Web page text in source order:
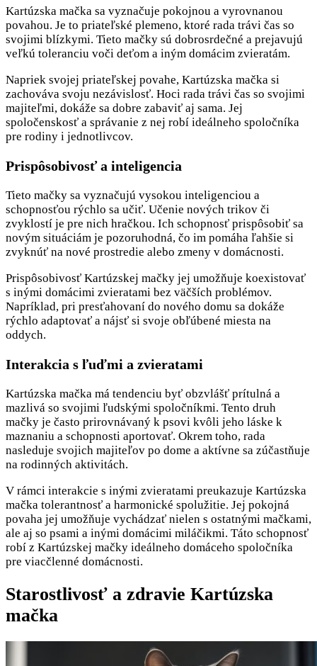
Kartúzska mačka sa vyznačuje pokojnou a vyrovnanou
povahou. Je to priateľské plemeno, ktoré rada trávi čas so
svojimi blízkymi. Tieto mačky sú dobrosrdečné a prejavujú
veľkú toleranciu voči deťom a iným domácim zvieratám.
Napriek svojej priateľskej povahe, Kartúzska mačka si
zachováva svoju nezávislosť. Hoci rada trávi čas so svojimi
majiteľmi, dokáže sa dobre zabaviť aj sama. Jej
spoločenskosť a správanie z nej robí ideálneho spoločníka
pre rodiny i jednotlivcov.
Prispôsobivosť a inteligencia
Tieto mačky sa vyznačujú vysokou inteligenciou a
schopnosťou rýchlo sa učiť. Učenie nových trikov či
zvyklostí je pre nich hračkou. Ich schopnosť prispôsobiť sa
novým situáciám je pozoruhodná, čo im pomáha ľahšie si
zvyknúť na nové prostredie alebo zmeny v domácnosti.
Prispôsobivosť Kartúzskej mačky jej umožňuje koexistovať
s inými domácimi zvieratami bez väčších problémov.
Napríklad, pri presťahovaní do nového domu sa dokáže
rýchlo adaptovať a nájsť si svoje obľúbené miesta na
oddych.
Interakcia s ľuďmi a zvieratami
Kartúzska mačka má tendenciu byť obzvlášť prítulná a
mazlivá so svojimi ľudskými spoločníkmi. Tento druh
mačky je často prirovnávaný k psovi kvôli jeho láske k
maznaniu a schopnosti aportovať. Okrem toho, rada
nasleduje svojich majiteľov po dome a aktívne sa zúčastňuje
na rodinných aktivitách.
V rámci interakcie s inými zvieratami preukazuje Kartúzska
mačka tolerantnosť a harmonické spolužitie. Jej pokojná
povaha jej umožňuje vychádzať nielen s ostatnými mačkami,
ale aj so psami a inými domácimi miláčikmi. Táto schopnosť
robí z Kartúzskej mačky ideálneho domáceho spoločníka
pre viacčlenné domácnosti.
Starostlivosť a zdravie Kartúzska
mačka